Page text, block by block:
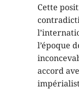
Cette
l’époque
accord